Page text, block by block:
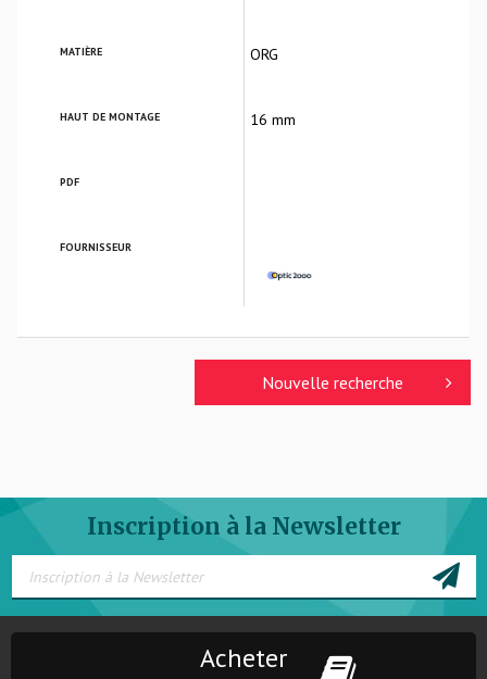
MATIÈRE ORG
HAUT DE MONTAGE 16 mm
PDF
FOURNISSEUR
Nouvelle recherche
Inscription à la Newsletter
Acheter